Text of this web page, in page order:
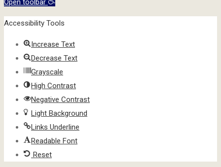
Open toolbar
Accessibility Tools
Increase Text
Decrease Text
Grayscale
High Contrast
Negative Contrast
Light Background
Links Underline
Readable Font
Reset